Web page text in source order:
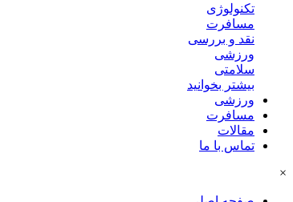
تکنولوژی
مسافرت
نقد و بررسی
ورزشی
سلامتی
بیشتر بخوانید
ورزشی
مسافرت
مقالات
تماس با ما
×